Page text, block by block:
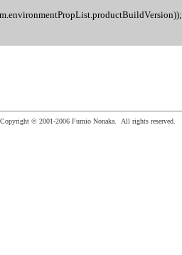
Copyright © 2001-2006 Fumio Nonaka. All rights reserved.